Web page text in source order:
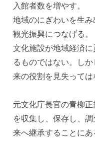
入館者数を増やす。
地域のにぎわいを生み
観光振興につなげる。
文化施設が地域経済
るものではない。し
来の役割を見失っては
元文化庁長官の青柳
を収集し、保存し、
来へ継承することに